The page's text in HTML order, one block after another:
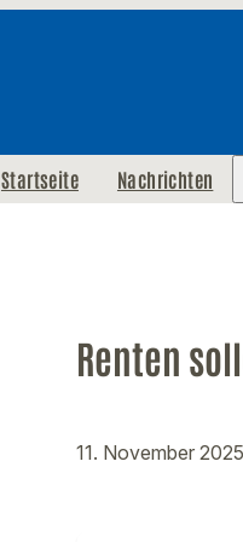
Startseite Nachrichten
Renten
11. November 2025